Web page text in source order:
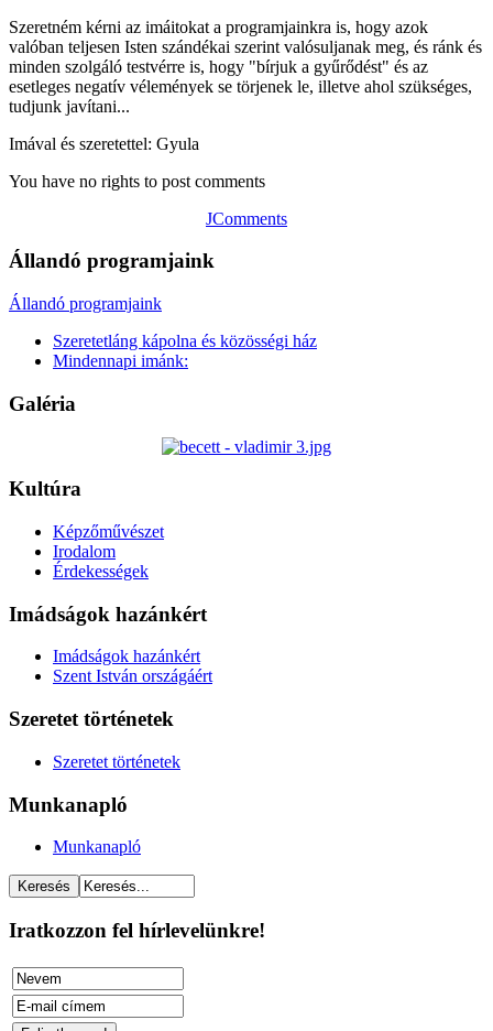
Szeretném kérni az imáitokat a programjainkra is, hogy azok
valóban teljesen Isten szándékai szerint valósuljanak meg, és ránk és
minden szolgáló testvérre is, hogy "bírjuk a gyűrődést" és az
esetleges negatív vélemények se törjenek le, illetve ahol szükséges,
tudjunk javítani...
Imával és szeretettel: Gyula
You have no rights to post comments
JComments
Állandó programjaink
Állandó programjaink
Szeretetláng kápolna és közösségi ház
Mindennapi imánk:
Galéria
Kultúra
Képzőművészet
Irodalom
Érdekességek
Imádságok hazánkért
Imádságok hazánkért
Szent István országáért
Szeretet történetek
Szeretet történetek
Munkanapló
Munkanapló
Iratkozzon fel hírlevelünkre!